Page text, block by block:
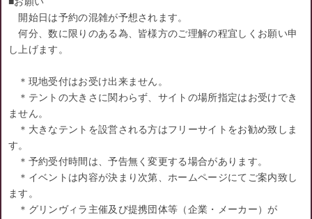
開始日は予約の混雑が予想されます。
何分、数に限りのある為、皆様方のご理解の程宜しくお願い申
し上げます。
＊現地受付はお受け出来ません。
＊テントの大きさに関わらず、サイトの場所指定はお受けでき
ません。
＊大きなテントを設営される方はフリーサイトをお勧め致しま
す。
＊予約受付時間は、予告無く変更する場合があります。
＊イベントは内容が決まり次第、ホームページにてご案内致し
ます。
＊グリンヴィラ主催及び提携団体等（企業・メーカー）が